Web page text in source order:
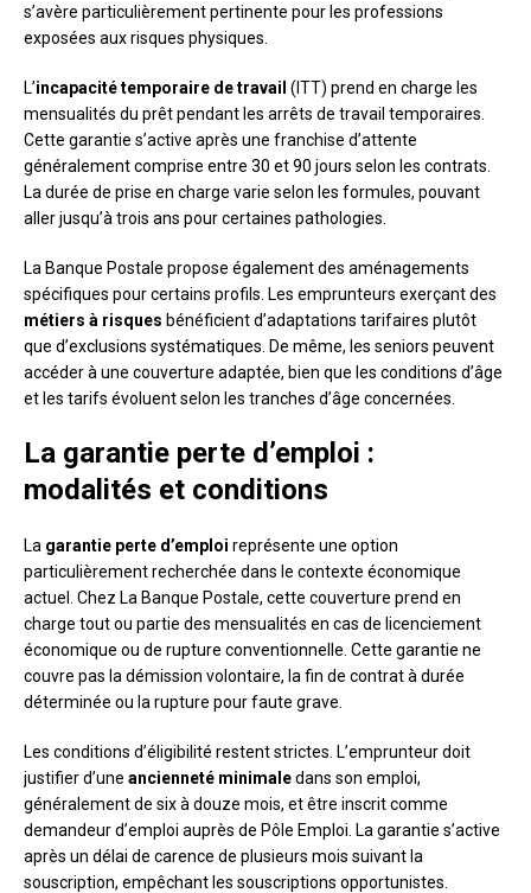
s’avère particulièrement pertinente pour les professions
exposées aux risques physiques.
L’incapacité temporaire de travail (ITT) prend en charge les
mensualités du prêt pendant les arrêts de travail temporaires.
Cette garantie s’active après une franchise d’attente
généralement comprise entre 30 et 90 jours selon les contrats.
La durée de prise en charge varie selon les formules, pouvant
aller jusqu’à trois ans pour certaines pathologies.
La Banque Postale propose également des aménagements
spécifiques pour certains profils. Les emprunteurs exerçant des
métiers à risques bénéficient d’adaptations tarifaires plutôt
que d’exclusions systématiques. De même, les seniors peuvent
accéder à une couverture adaptée, bien que les conditions d’âge
et les tarifs évoluent selon les tranches d’âge concernées.
La garantie perte d’emploi :
modalités et conditions
La garantie perte d’emploi représente une option
particulièrement recherchée dans le contexte économique
actuel. Chez La Banque Postale, cette couverture prend en
charge tout ou partie des mensualités en cas de licenciement
économique ou de rupture conventionnelle. Cette garantie ne
couvre pas la démission volontaire, la fin de contrat à durée
déterminée ou la rupture pour faute grave.
Les conditions d’éligibilité restent strictes. L’emprunteur doit
justifier d’une ancienneté minimaledans son emploi,
généralement de six à douze mois, et être inscrit comme
demandeur d’emploi auprès de Pôle Emploi. La garantie s’active
après un délai de carence de plusieurs mois suivant la
souscription, empêchant les souscriptions opportunistes.